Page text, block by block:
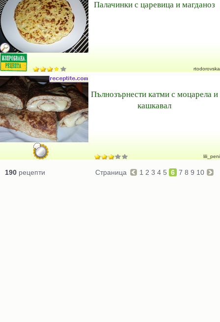
Палачинки с царевица и магданоз
rtodorovska
Пълнозърнести катми с моцарела и
кашкавал
lili_peni
190 рецепти Страница 1 2 3 4 5 6 7 8 9 10